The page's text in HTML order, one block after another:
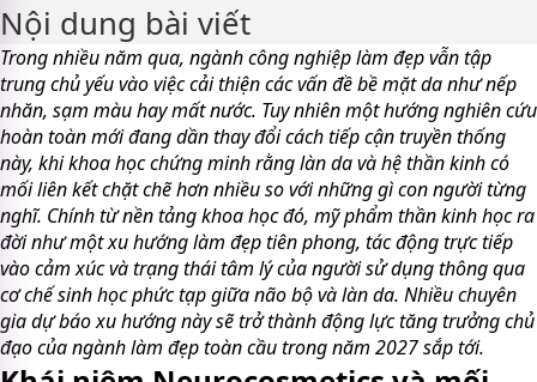
Nội dung bài viết
Trong nhiều năm qua, ngành công nghiệp làm đẹp vẫn tập
trung chủ yếu vào việc cải thiện các vấn đề bề mặt da như nếp
nhăn, sạm màu hay mất nước. Tuy nhiên một hướng nghiên cứu
hoàn toàn mới đang dần thay đổi cách tiếp cận truyền thống
này, khi khoa học chứng minh rằng làn da và hệ thần kinh có
mối liên kết chặt chẽ hơn nhiều so với những gì con người từng
nghĩ. Chính từ nền tảng khoa học đó, mỹ phẩm thần kinh học ra
đời như một xu hướng làm đẹp tiên phong, tác động trực tiếp
vào cảm xúc và trạng thái tâm lý của người sử dụng thông qua
cơ chế sinh học phức tạp giữa não bộ và làn da. Nhiều chuyên
gia dự báo xu hướng này sẽ trở thành động lực tăng trưởng chủ
đạo của ngành làm đẹp toàn cầu trong năm 2027 sắp tới.